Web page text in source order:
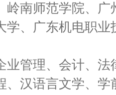
岭南师范学院、
学、广东机电职业
业管理、会计、
、汉语言文学、